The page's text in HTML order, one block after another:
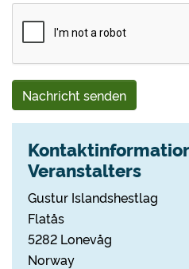
Nachricht senden
Veranstalters
Gustur Islandshestlag
Flatås
5282 Lonevåg
Norway